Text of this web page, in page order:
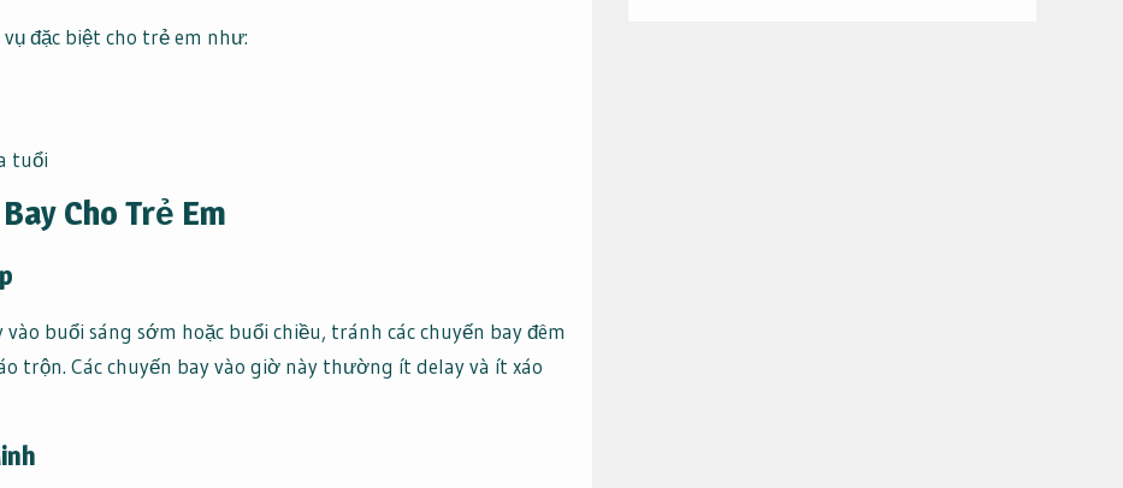
đặc biệt cho trẻ em như:
tuổi
Cho Trẻ Em
vào buổi sáng sớm hoặc buổi chiều, tránh các chuyến bay đêm
trộn. Các chuyến bay vào giờ này thường ít delay và ít xáo